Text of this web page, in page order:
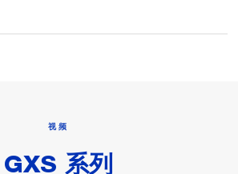
视频
GXS 系列